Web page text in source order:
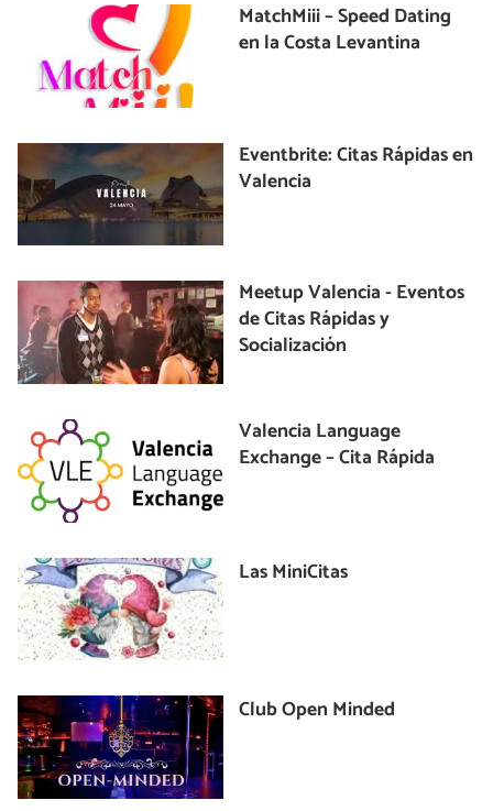
MatchMiii – Speed Dating
en la Costa Levantina
Eventbrite: Citas Rápidas en
Valencia
Meetup Valencia - Eventos
de Citas Rápidas y
Socialización
Valencia Language
Exchange – Cita Rápida
Las MiniCitas
Club Open Minded